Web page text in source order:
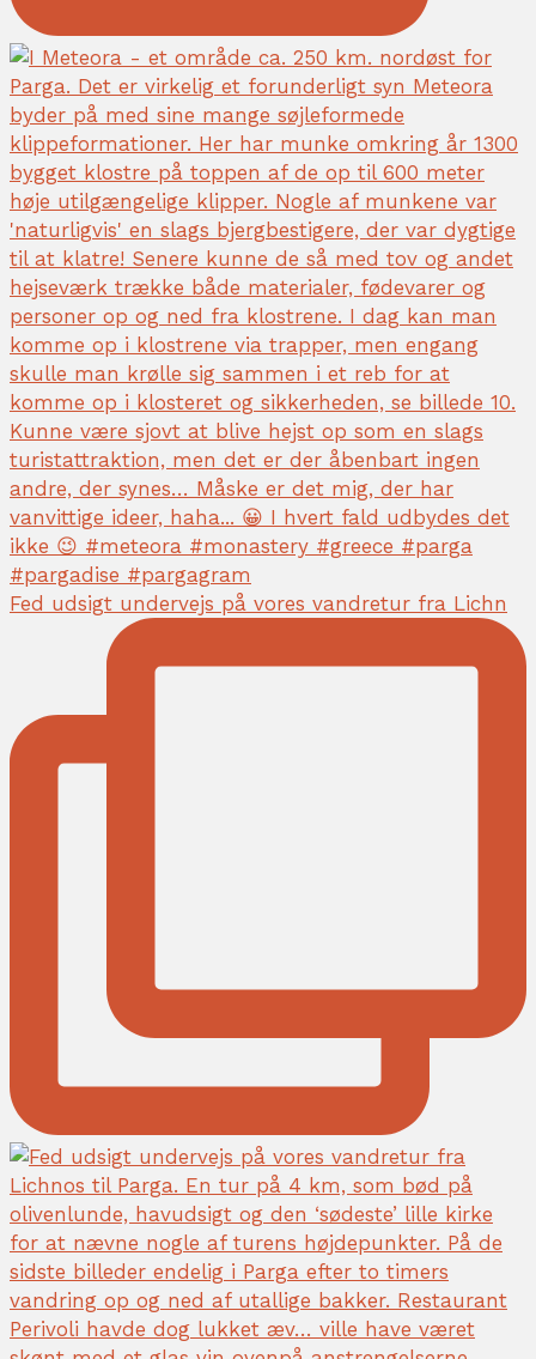
Fed udsigt undervejs på vores vandretur fra Lichn